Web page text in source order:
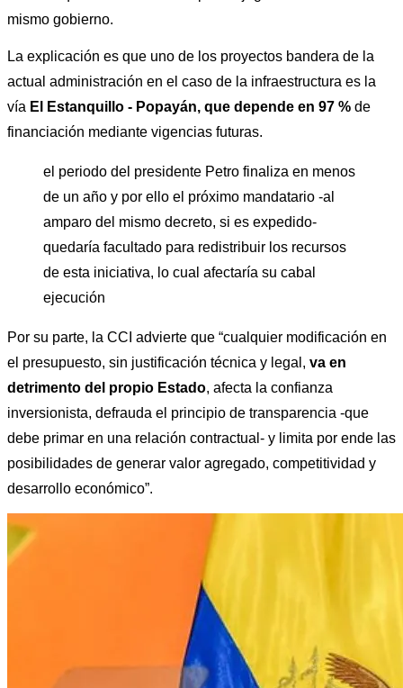
mismo gobierno.
La explicación es que uno de los proyectos bandera de la
actual administración en el caso de la infraestructura es la
vía El Estanquillo - Popayán, que depende en 97 % de
financiación mediante vigencias futuras.
el periodo del presidente Petro finaliza en menos
de un año y por ello el próximo mandatario -al
amparo del mismo decreto, si es expedido-
quedaría facultado para redistribuir los recursos
de esta iniciativa, lo cual afectaría su cabal
ejecución
Por su parte, la CCI advierte que “cualquier modificación en
el presupuesto, sin justificación técnica y legal, va en
detrimento del propio Estado, afecta la confianza
inversionista, defrauda el principio de transparencia -que
debe primar en una relación contractual- y limita por ende las
posibilidades de generar valor agregado, competitividad y
desarrollo económico”.